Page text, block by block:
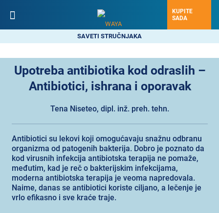
KUPITE
SADA
SAVETI STRUČNJAKA
Upotreba antibiotika kod odraslih –
Antibiotici, ishrana i oporavak
Tena Niseteo, dipl. inž. preh. tehn.
Antibiotici su lekovi koji omogućavaju snažnu odbranu
organizma od patogenih bakterija. Dobro je poznato da
kod virusnih infekcija antibiotska terapija ne pomaže,
međutim, kad je reč o bakterijskim infekcijama,
moderna antibiotska terapija je veoma napredovala.
Naime, danas se antibiotici koriste ciljano, a lečenje je
vrlo efikasno i sve kraće traje.